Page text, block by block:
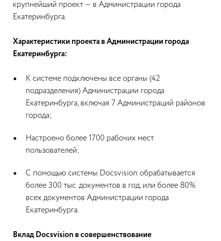
крупнейший проект — в Администрации города
Екатеринбурга.
Характеристики проекта в Администрации города
Екатеринбурга:
К системе подключены все органы (42
подразделения) Администрации города
Екатеринбурга, включая 7 Администраций районов
города;
Настроено более 1700 рабочих мест
пользователей;
С помощью системы Docsvision обрабатывается
более 300 тыс. документов в год, или более 80%
всех документов Администрации города
Екатеринбурга.
Вклад Docsvision в совершенствование